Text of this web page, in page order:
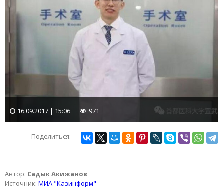
16.09.2017 | 15:06 971
Поделиться:
Автор: Садык Акижанов
Источник: МИА "Казинформ"